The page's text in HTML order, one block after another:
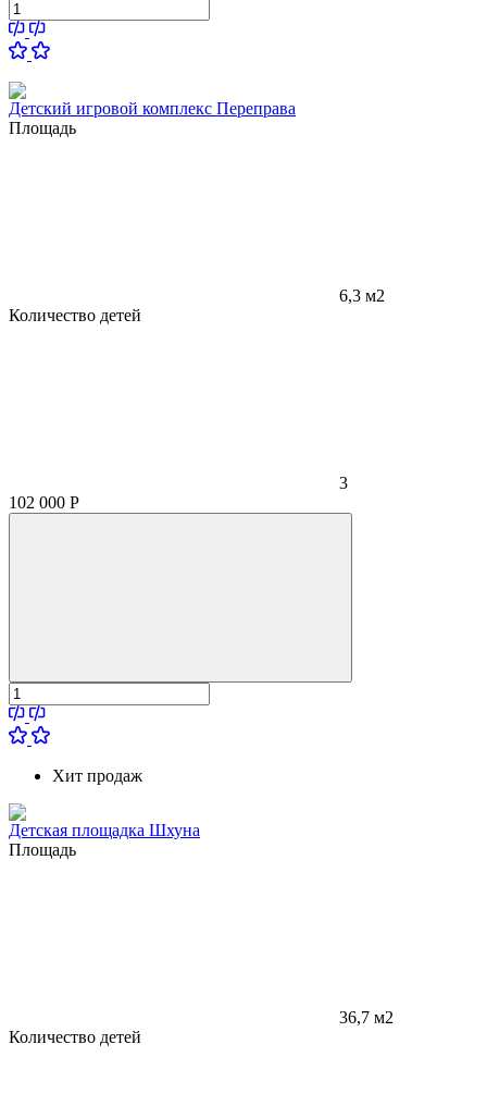
Детский игровой комплекс Переправа
Площадь
6,3 м2
Количество детей
3
102 000 Р
Хит продаж
Детская площадка Шхуна
Площадь
36,7 м2
Количество детей